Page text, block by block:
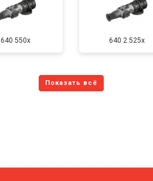
640 550x 640 2.525x